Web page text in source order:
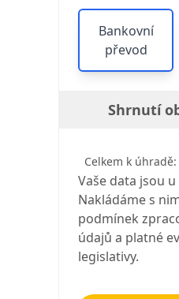
Bankovní
převod
Shrnutí
Celkem k úhradě:
Vaše data jsou
Nakládáme s
podmínek
údajů a platné
legislativy.